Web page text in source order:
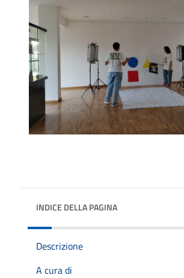
INDICE DELLA PAGINA
Descrizione
A cura di